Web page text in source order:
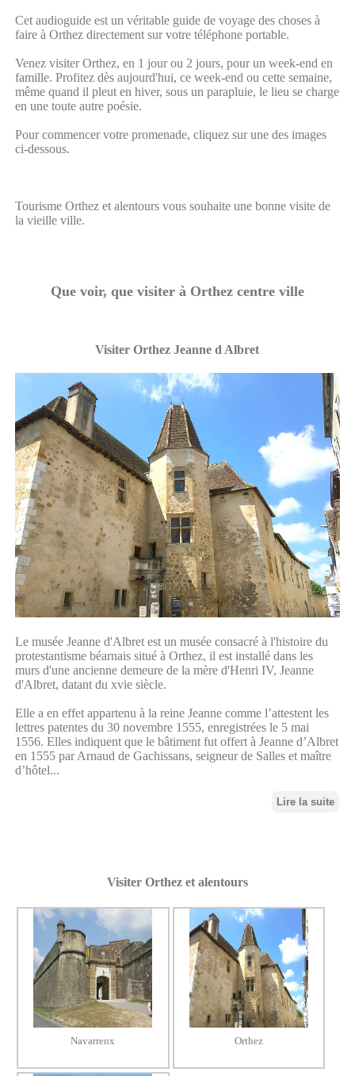
Cet audioguide est un véritable guide de voyage des choses à
faire à Orthez directement sur votre téléphone portable.
Venez visiter Orthez, en 1 jour ou 2 jours, pour un week-end en
famille. Profitez dès aujourd'hui, ce week-end ou cette semaine,
même quand il pleut en hiver, sous un parapluie, le lieu se charge
en une toute autre poésie.
Pour commencer votre promenade, cliquez sur une des images
ci-dessous.
Tourisme Orthez et alentours vous souhaite une bonne visite de
la vieille ville.
Que voir, que visiter à Orthez centre ville
Visiter Orthez Jeanne d Albret
Le musée Jeanne d'Albret est un musée consacré à l'histoire du
protestantisme béarnais situé à Orthez, il est installé dans les
murs d'une ancienne demeure de la mère d'Henri IV, Jeanne
d'Albret, datant du xvie siècle.
Elle a en effet appartenu à la reine Jeanne comme l’attestent les
lettres patentes du 30 novembre 1555, enregistrées le 5 mai
1556. Elles indiquent que le bâtiment fut offert à Jeanne d’Albret
en 1555 par Arnaud de Gachissans, seigneur de Salles et maître
d’hôtel...
Lire la suite
Visiter Orthez et alentours
Navarrenx Orthez